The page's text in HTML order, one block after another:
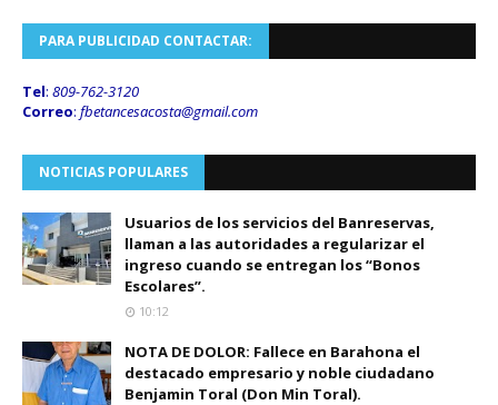
PARA PUBLICIDAD CONTACTAR:
Tel: 809-762-3120
Correo: fbetancesacosta@gmail.com
NOTICIAS POPULARES
Usuarios de los servicios del Banreservas,
llaman a las autoridades a regularizar el
ingreso cuando se entregan los “Bonos
Escolares”.
10:12
NOTA DE DOLOR: Fallece en Barahona el
destacado empresario y noble ciudadano
Benjamin Toral (Don Min Toral).